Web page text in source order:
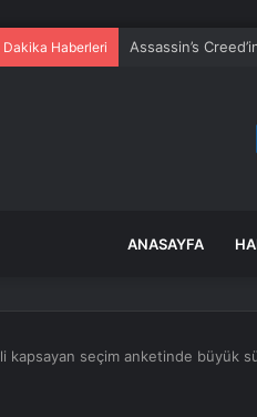
Dakika Haberleri Assassin’s
ANASAYFA
kapsayan seçim anketinde büyük